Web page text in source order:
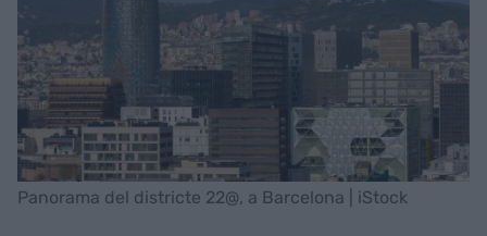
Panorama del districte 22@, a Barcelona | iStock